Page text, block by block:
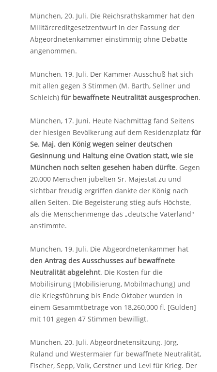
München, 20. Juli. Die Reichsrathskammer hat den
Militärcreditgesetzentwurf in der Fassung der
Abgeordnetenkammer einstimmig ohne Debatte
ange­nommen.
München, 19. Juli. Der Kammer-Ausschuß hat sich
mit allen gegen 3 Stimmen (M. Barth, Sellner und
Schleich) für bewaffnete Neutralität ausgesprochen.
München, 17. Juni. Heute Nachmittag fand Seitens
der hiesigen Bevölkerung auf dem Residenzplatz für
Se. Maj. den König wegen seiner deutschen
Gesinnung und Haltung eine Ovation statt, wie sie
München noch selten gesehen haben dürfte. Gegen
20,000 Menschen jubelten Sr. Majestät zu und
sichtbar freudig ergriffen dankte der König nach
allen Seiten. Die Begeisterung stieg aufs Höchste,
als die Menschenmenge das „deutsche Vaterland"
anstimmte.
München, 19. Juli. Die Abgeordnetenkammer hat
den Antrag des Ausschusses auf bewaffnete
Neutralität abgelehnt. Die Kosten für die
Mobilisirung [Mobilisierung, Mobilmachung] und
die Kriegsführung bis Ende Oktober wurden in
einem Gesammtbetrage von 18,260,000 fl. [Gulden]
mit 101 gegen 47 Stimmen bewilligt.
München, 20. Juli. Abgeordnetensitzung. Jörg,
Ruland und Westermaier für bewaffnete Neutralität,
Fischer, Sepp, Volk, Gerstner und Levi für Krieg. Der